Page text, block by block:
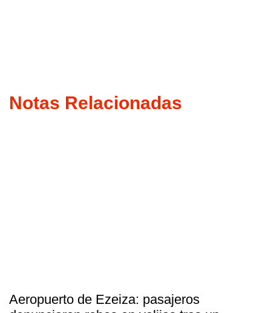
Notas Relacionadas
Aeropuerto de Ezeiza: pasajeros